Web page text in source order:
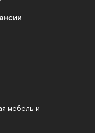
мебель и